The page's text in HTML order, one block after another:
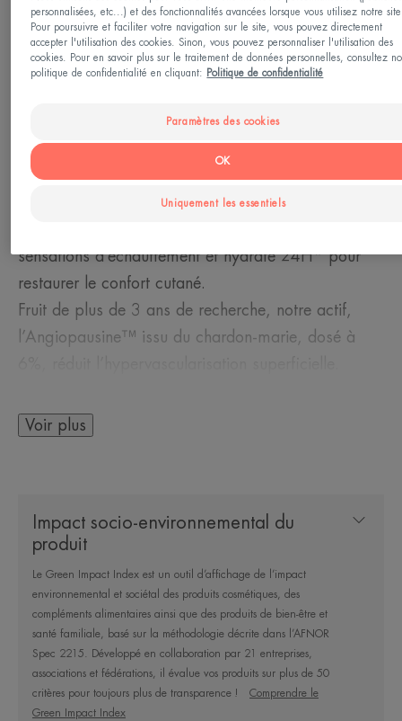
Besoin
Anti-rougeurs dues à al sécheresse
Co-développé avec des dermatologues, le soin
REDNESS EXPERT réduit les rougeurs installées et
son action anti-récidive aide à limiter leur
sensations d’échauffement et hydrate 24H* pour
restaurer le confort cutané.
Fruit de plus de 3 ans de recherche, notre actif,
l’Angiopausine™ issu du chardon-marie, dosé à
respect des peaux sensibles et réactives. Excellente
"Produit unique, historique, c'est
spectaculaire !"
Pr Saurat
Voir plus
Impact socio-environnemental du
produit
Le Green Impact Index est un outil d’affichage de l’impact
environnemental et sociétal des produits cosmétiques, des
compléments alimentaires ainsi que des produits de bien-être et
santé familiale, basé sur la méthodologie décrite dans l’AFNOR
Spec 2215. Développé en collaboration par 21 entreprises,
associations et fédérations, il évalue vos produits sur plus de 50
critères pour toujours plus de transparence !
Comprendre le
Green Impact Index
personnalisées, etc...) et des fonctionnalités avancées lorsque vous utilisez notre
Pour poursuivre et faciliter votre navigation sur le site, vous pouvez directement
accepter l'utilisation des cookies. Sinon, vous pouvez personnaliser l'utilisation des
cookies. Pour en savoir plus sur le traitement de données personnelles, consultez
politique de confidentialité en cliquant:
Politique de confidentialité
Paramètres des cookies
Uniquement les essentiels
OK